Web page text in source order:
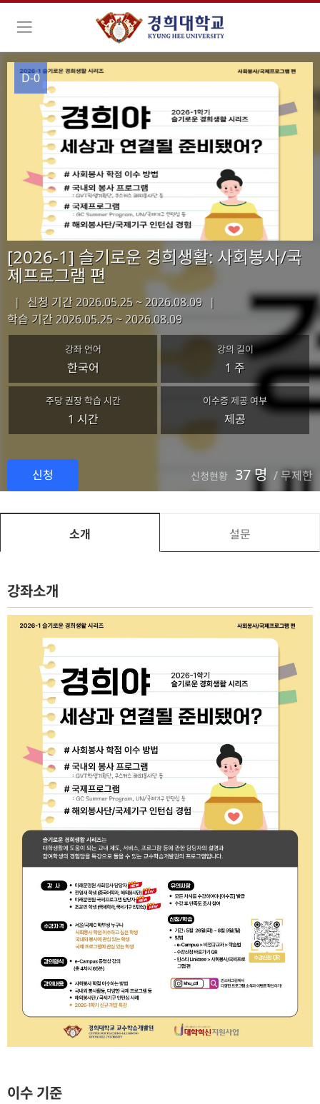
D-0
[2026-1] 슬기로운 경희생활: 사회봉사/국
제프로그램 편
| 신청 기간 2026.05.25 ~ 2026.08.09 |
학습 기간2026.05.25 ~ 2026.08.09
강좌 언어
한국어
강의 길이
1 주
주당 권장 학습 시간
1 시간
이수증 제공 여부
제공
신청 신청현황 37 명 / 무제한
소개 설문
강좌소개
이수 기준